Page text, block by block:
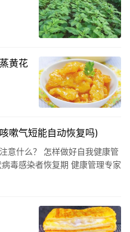
黄花
嗽气短能自动恢复吗)
意什么？ 怎样做好自我健康管
毒感染者恢复期 健康管理专家
、适用人群 根据《…